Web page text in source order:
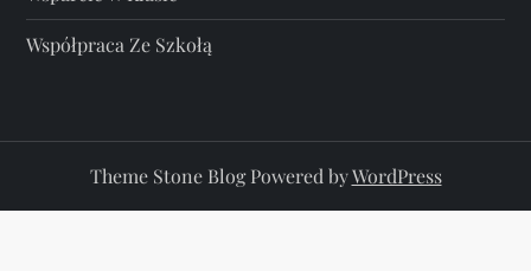
Współpraca Ze Szkołą
Theme Stone Blog Powered byWordPress